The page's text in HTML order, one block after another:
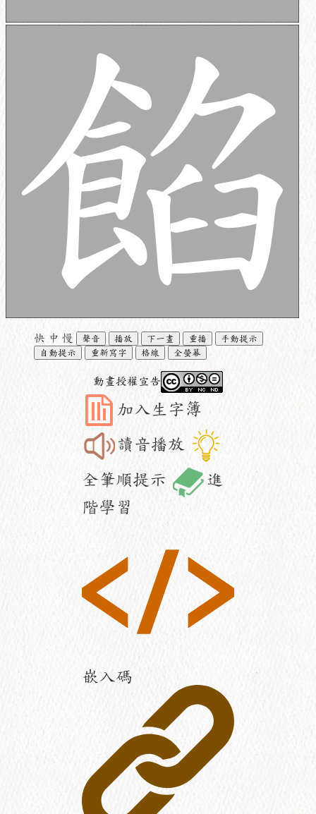
快 中 慢 聲音 播放 下一畫 重播
手動提示
自動提示
重新寫字 格線 全螢幕
動畫授權宣告
加入生字簿
讀音播放
全筆順提示
進
階學習
嵌入碼